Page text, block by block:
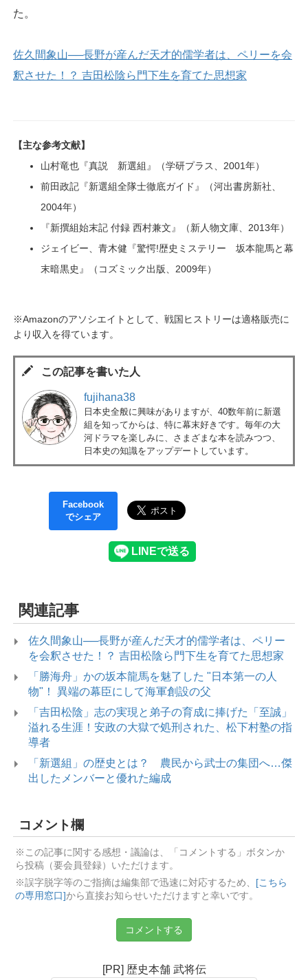
た。
佐久間象山──長野が産んだ天才的儒学者は、ペリーを会
釈させた！？ 吉田松陰ら門下生を育てた思想家
【主な参考文献】
山村竜也『真説 新選組』（学研プラス、2001年）
前田政記『新選組全隊士徹底ガイド』（河出書房新社、
2004年）
『新撰組始末記 付録 西村兼文』（新人物文庫、2013年）
ジェイビー、青木健『驚愕!歴史ミステリー 坂本龍馬と幕
末暗黒史』（コズミック出版、2009年）
※Amazonのアソシエイトとして、戦国ヒストリーは適格販売に
より収入を得ています。
この記事を書いた人
fujihana38
日本史全般に興味がありますが、40数年前に新選
組を知ってからは、特に幕末好きです。毎年の大
河ドラマを楽しみに、さまざまな本を読みつつ、
日本史の知識をアップデートしています。
Facebook
でシェア
関連記事
佐久間象山──長野が産んだ天才的儒学者は、ペリー
を会釈させた！？ 吉田松陰ら門下生を育てた思想家
「勝海舟」かの坂本龍馬を魅了した "日本第一の人
物"！ 異端の幕臣にして海軍創設の父
「吉田松陰」志の実現と弟子の育成に捧げた「至誠」
溢れる生涯！安政の大獄で処刑された、松下村塾の指
導者
「新選組」の歴史とは？ 農民から武士の集団へ…傑
出したメンバーと優れた編成
コメント欄
※この記事に関する感想・議論は、「コメントする」ボタンか
ら投稿（要会員登録）いただけます。
※誤字脱字等のご指摘は編集部で迅速に対応するため、
[こちら
の専用窓口]から直接お知らせいただけますと幸いです。
コメントする
[PR] 歴史本舗 武将伝